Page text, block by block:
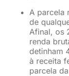
A parcela
de
Afinal, os
renda
detinham
à receita
parcela